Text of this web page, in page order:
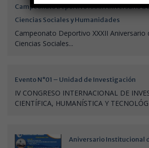
Campeonato Deportivo XXXII Aniversario
Ciencias Sociales y Humanidades
Campeonato Deportivo XXXII Aniversario
Ciencias Sociales...
Evento N°01 – Unidad de Investigación
IV CONGRESO INTERNACIONAL DE
CIENTÍFICA, HUMANÍSTICA Y
Aniversario Institucional